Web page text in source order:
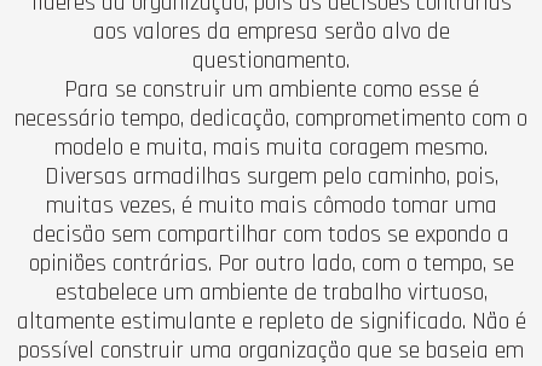
aos valores da empresa serão alvo de
questionamento.
Para se construir um ambiente como esse é
necessário tempo, dedicação, comprometimento com o
modelo e muita, mais muita coragem mesmo.
Diversas armadilhas surgem pelo caminho, pois,
muitas vezes, é muito mais cômodo tomar uma
decisão sem compartilhar com todos se expondo a
opiniões contrárias. Por outro lado, com o tempo, se
estabelece um ambiente de trabalho virtuoso,
altamente estimulante e repleto de significado. Não é
possível construir uma organização que se baseia em